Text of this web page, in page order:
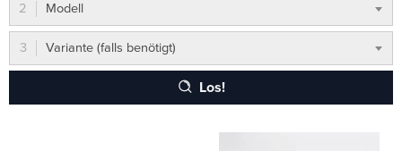
Modell
Variante (falls benötigt)
Los!